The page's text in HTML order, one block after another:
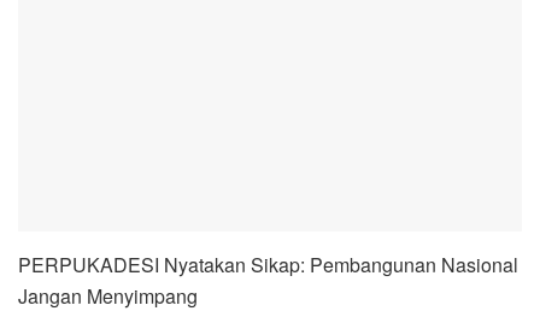
PERPUKADESI Nyatakan Sikap: Pembangunan Nasional
Jangan Menyimpang